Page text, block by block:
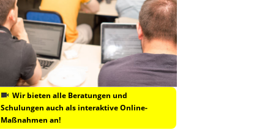
Wir bieten alle Beratungen und
Schulungen auch als interaktive Online-
Maßnahmen an!